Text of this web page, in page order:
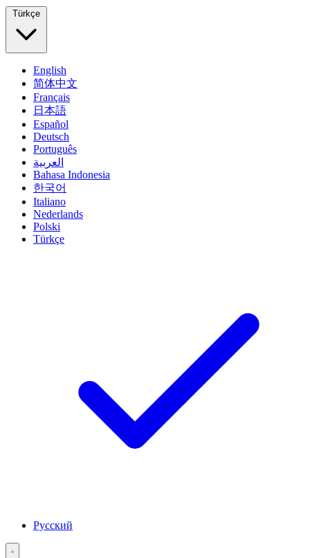
Türkçe
English
简体中文
Français
日本語
Español
Deutsch
Português
العربية
Bahasa Indonesia
한국어
Italiano
Nederlands
Polski
Türkçe
Русский